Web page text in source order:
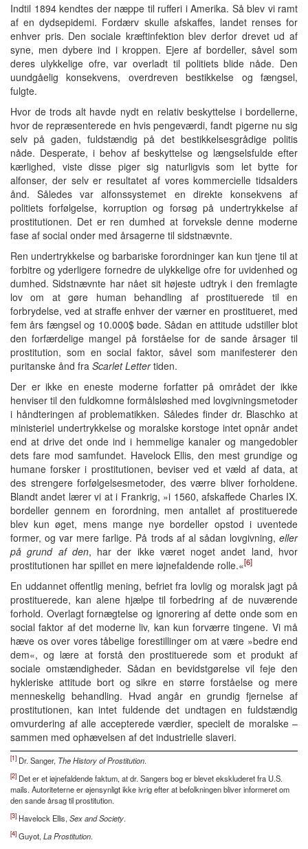
Indtil 1894 kendtes der næppe til rufferi i Amerika. Så blev vi ramt
af en dydsepidemi. Fordærv skulle afskaffes, landet renses for
enhver pris. Den sociale kræftinfektion blev derfor drevet ud af
syne, men dybere ind i kroppen. Ejere af bordeller, såvel som
deres ulykkelige ofre, var overladt til politiets blide nåde. Den
uundgåelig konsekvens, overdreven bestikkelse og fængsel,
fulgte.
Hvor de trods alt havde nydt en relativ beskyttelse i bordellerne,
hvor de repræsenterede en hvis pengeværdi, fandt pigerne nu sig
selv på gaden, fuldstændig på det bestikkelsesgrådige politis
nåde. Desperate, i behov af beskyttelse og længselsfulde efter
kærlighed, viste disse piger sig naturligvis som let bytte for
alfonser, der selv er resultatet af vores kommercielle tidsalders
ånd. Således var alfonssystemet en direkte konsekvens af
politiets forfølgelse, korruption og forsøg på undertrykkelse af
prostitutionen. Det er ren dumhed at forveksle denne moderne
fase af social onder med årsagerne til sidstnævnte.
Ren undertrykkelse og barbariske forordninger kan kun tjene til at
forbitre og yderligere fornedre de ulykkelige ofre for uvidenhed og
dumhed. Sidstnævnte har nået sit højeste udtryk i den fremlagte
lov om at gøre human behandling af prostituerede til en
forbrydelse, ved at straffe enhver der værner en prostitueret, med
fem års fængsel og 10.000$ bøde. Sådan en attitude udstiller blot
den forfærdelige mangel på forståelse for de sande årsager til
prostitution, som en social faktor, såvel som manifesterer den
puritanske ånd fra Scarlet Lettertiden.
Der er ikke en eneste moderne forfatter på området der ikke
henviser til den fuldkomne formålsløshed med lovgivningsmetoder
i håndteringen af problematikken. Således finder dr. Blaschko at
ministeriel undertrykkelse og moralske korstoge intet opnår andet
end at drive det onde ind i hemmelige kanaler og mangedobler
dets fare mod samfundet. Havelock Ellis, den mest grundige og
humane forsker i prostitutionen, beviser ved et væld af data, at
des strengere forfølgelsesmetoder, des værre bliver forholdene.
Blandt andet lærer vi at i Frankrig, »i 1560, afskaffede Charles IX.
bordeller gennem en forordning, men antallet af prostituerede
blev kun øget, mens mange nye bordeller opstod i uventede
former, og var mere farlige. På trods af al sådan lovgivning, eller
på grund af den, har der ikke været noget andet land, hvor
prostitutionen har spillet en mere iøjnefaldende rolle.«[6]
En uddannet offentlig mening, befriet fra lovlig og moralsk jagt på
prostituerede, kan alene hjælpe til forbedring af de nuværende
forhold. Overlagt fornægtelse og ignorering af dette onde som en
social faktor af det moderne liv, kan kun forværre tingene. Vi må
hæve os over vores tåbelige forestillinger om at være »bedre end
dem«, og lære at forstå den prostituerede som et produkt af
sociale omstændigheder. Sådan en bevidstgørelse vil feje den
hykleriske attitude bort og sikre en større forståelse og mere
menneskelig behandling. Hvad angår en grundig fjernelse af
prostitutionen, kan intet fuldende det undtagen en fuldstændig
omvurdering af alle accepterede værdier, specielt de moralske –
sammen med ophævelsen af det industrielle slaveri.
[1] Dr. Sanger, The History of Prostitution.
[2] Det er et iøjnefaldende faktum, at dr. Sangers bog er blevet ekskluderet fra U.S.
mails. Autoriteterne er øjensynligt ikke ivrig efter at befolkningen bliver informeret om
den sande årsag til prostitution.
[3] Havelock Ellis, Sex and Society.
[4] Guyot, La Prostitution.